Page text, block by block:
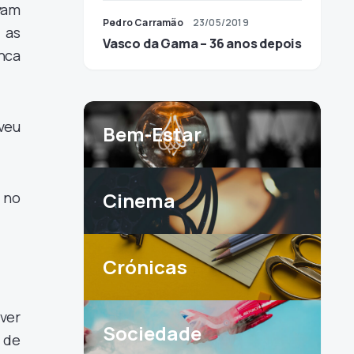
Pedro Carramão 23/05/2019
Vasco da Gama – 36 anos depois
Bem-Estar
Cinema
Crónicas
Sociedade